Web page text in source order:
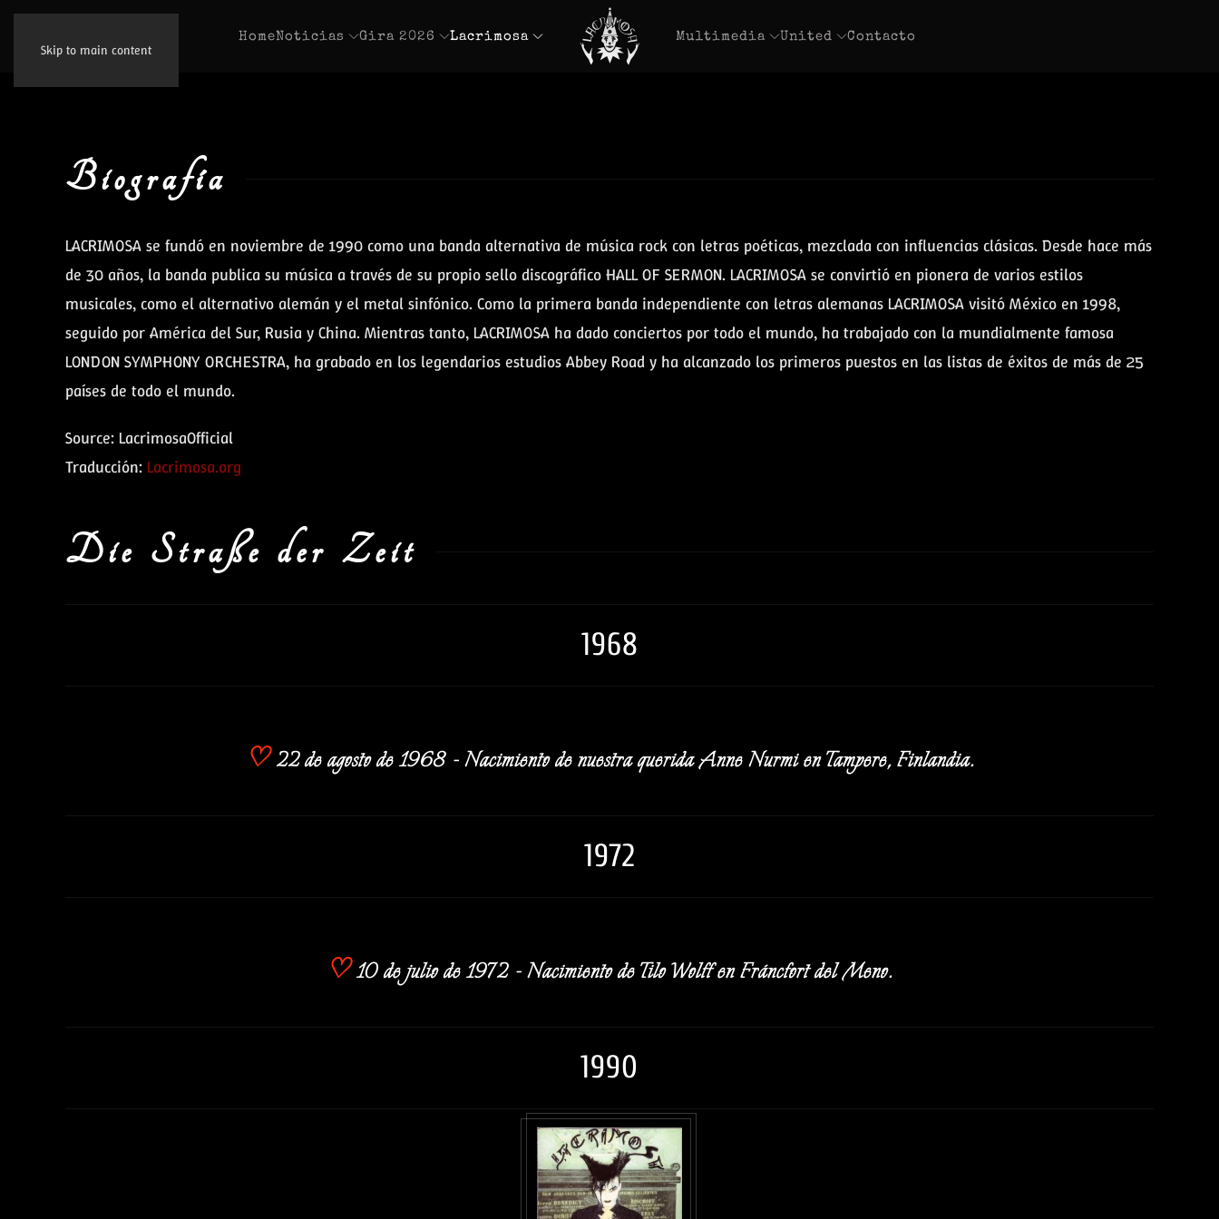
Skip to main content
HomeNoticias Gira 2026 Lacrimosa Multimedia United Contacto
Biografía
LACRIMOSA se fundó en noviembre de 1990 como una banda alternativa de música rock con letras poéticas, mezclada con influencias clásicas. Desde hace más
de 30 años, la banda publica su música a través de su propio sello discográfico HALL OF SERMON. LACRIMOSA se convirtió en pionera de varios estilos
musicales, como el alternativo alemán y el metal sinfónico. Como la primera banda independiente con letras alemanas LACRIMOSA visitó México en 1998,
seguido por América del Sur, Rusia y China. Mientras tanto, LACRIMOSA ha dado conciertos por todo el mundo, ha trabajado con la mundialmente famosa
LONDON SYMPHONY ORCHESTRA, ha grabado en los legendarios estudios Abbey Road y ha alcanzado los primeros puestos en las listas de éxitos de más de 25
países de todo el mundo.
Source: LacrimosaOfficial
Traducción: Lacrimosa.org
Die Straße der Zeit
1968
♡22 de agosto de 1968 - Nacimiento de nuestra querida Anne Nurmi en Tampere, Finlandia.
1972
♡10 de julio de 1972 - Nacimiento de Tilo Wolff en Fráncfort del Meno.
1990